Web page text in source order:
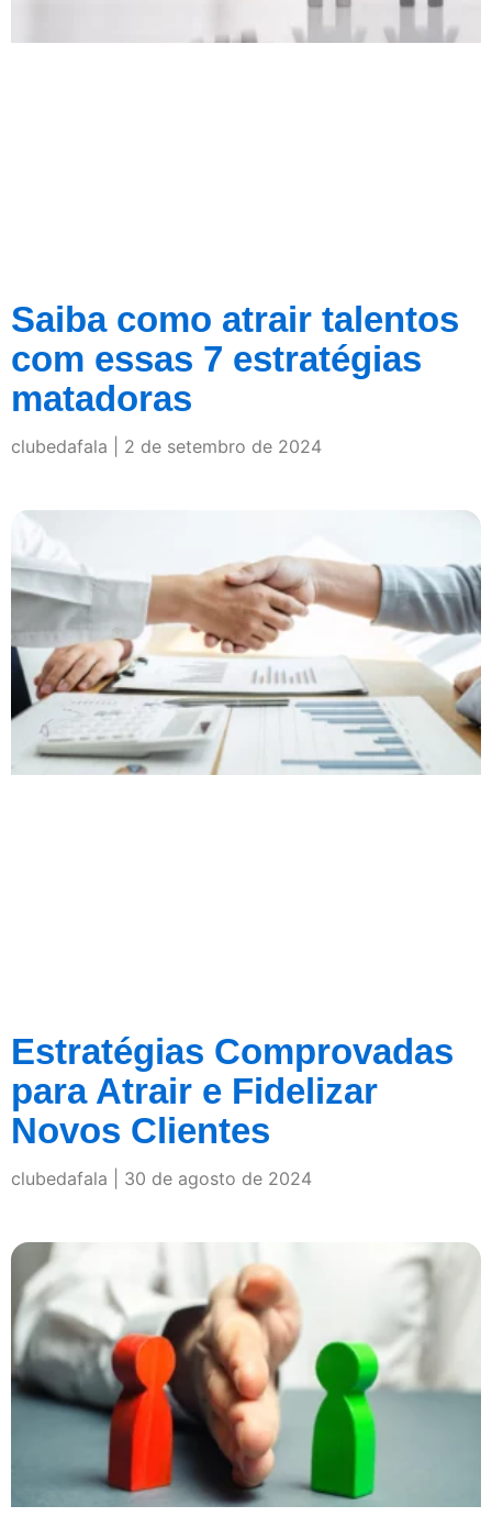
Saiba como atrair talentos
com essas 7 estratégias
matadoras
clubedafala 2 de setembro de 2024
Estratégias Comprovadas
para Atrair e Fidelizar
Novos Clientes
clubedafala 30 de agosto de 2024